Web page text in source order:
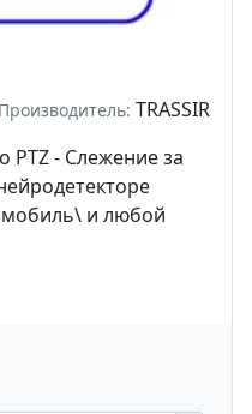
Производитель: TRASSIR
PTZ - Слежение за
и любой